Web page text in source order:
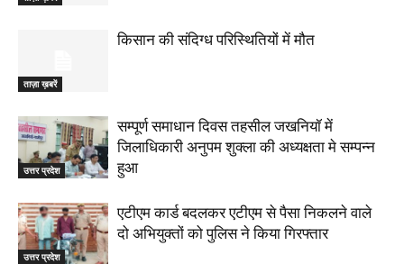
ताज़ा ख़बरें
किसान की संदिग्ध परिस्थितियों में मौत
उत्तर प्रदेश
सम्पूर्ण समाधान दिवस तहसील जखनियॉ में
जिलाधिकारी अनुपम शुक्ला की अध्यक्षता मे सम्पन्न
हुआ
उत्तर प्रदेश
एटीएम कार्ड बदलकर एटीएम से पैसा निकलने वाले
दो अभियुक्तों को पुलिस ने किया गिरफ्तार